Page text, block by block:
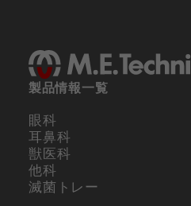
製品情報一覧
眼科
耳鼻科
獣医科
他科
滅菌トレー